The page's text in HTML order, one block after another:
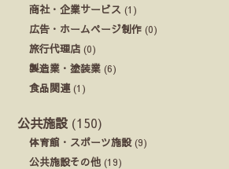
商社・企業サービス (1)
広告・ホームページ制作 (0)
旅行代理店 (0)
製造業・塗装業 (6)
食品関連 (1)
公共施設 (150)
体育館・スポーツ施設(9)
公共施設その他 (19)